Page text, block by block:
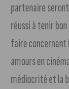
partenaire
réussi à tenir
faire concernant
amours en
médiocrité et la